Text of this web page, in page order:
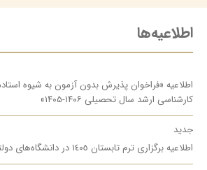
اطلاعیه‌ها
اطلاعیه «فراخوان پذیرش بدون آزمون به شیوه
کارشناسی ارشد سال تحصیلی ۱۴۰۶-۱۴۰۵»
جدید
اطلاعیه برگزاری ترم تابستان ١٤٠٥ در دانشگاه‌ها‌ی دولتی